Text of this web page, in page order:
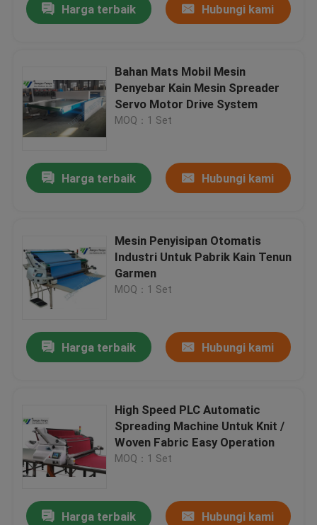
Harga terbaik Hubungi kami
Bahan Mats Mobil Mesin
Penyebar Kain Mesin Spreader
Servo Motor Drive System
MOQ：1 Set
Harga terbaik Hubungi kami
Mesin Penyisipan Otomatis
Industri Untuk Pabrik Kain Tenun
Garmen
MOQ：1 Set
Harga terbaik Hubungi kami
High Speed ​​PLC Automatic
Spreading Machine Untuk Knit /
Woven Fabric Easy Operation
MOQ：1 Set
Harga terbaik Hubungi kami